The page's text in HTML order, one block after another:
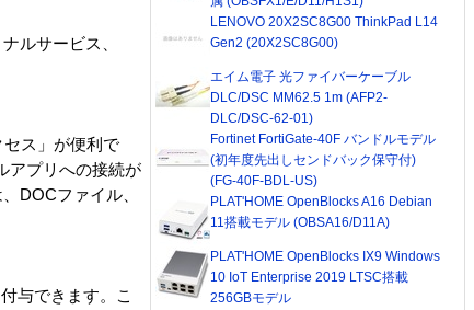
ルサービス、
ス」が便利で
アプリへの接続が
DOCファイル、
与できます。こ
LENOVO 20X2SC8G00 ThinkPad L14
Gen2 (20X2SC8G00)
エイム電子 光ファイバーケーブル
DLC/DSC MM62.5 1m (AFP2-
DLC/DSC-62-01)
Fortinet FortiGate-40F バンドルモデル
(初年度先出しセンドバック保守付)
(FG-40F-BDL-US)
PLAT'HOME OpenBlocks A16 Debian
11搭載モデル (OBSA16/D11A)
PLAT'HOME OpenBlocks IX9 Windows
10 IoT Enterprise 2019 LTSC搭載
256GBモデル